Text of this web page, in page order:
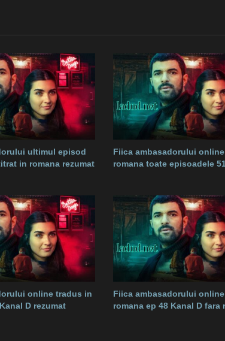
ultimul episod
in romana rezumat
Fiica ambasadorului
romana toate episoadele
online tradus in
D rezumat
Fiica ambasadorului
romana ep 48 Kanal D fara